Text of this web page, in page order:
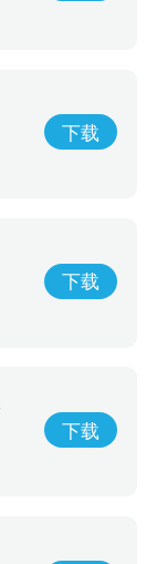
下载
下载
下载